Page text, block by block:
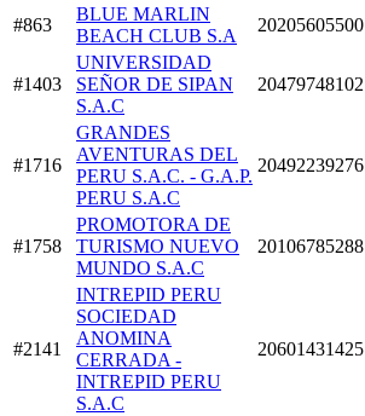
#863
BLUE MARLIN
BEACH CLUB S.A
20205605500
#1403
UNIVERSIDAD
SEÑOR DE SIPAN
S.A.C
20479748102
#1716
GRANDES
AVENTURAS DEL
PERU S.A.C. - G.A.P.
PERU S.A.C
20492239276
#1758
PROMOTORA DE
TURISMO NUEVO
MUNDO S.A.C
20106785288
#2141
INTREPID PERU
SOCIEDAD
ANOMINA
CERRADA -
INTREPID PERU
S.A.C
20601431425